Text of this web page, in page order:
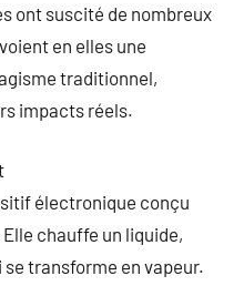
ont suscité de nombreux
en elles une
traditionnel,
impacts réels.
électronique conçu
chauffe un liquide,
transforme en vapeur.